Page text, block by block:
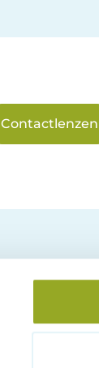
Contactlenzen